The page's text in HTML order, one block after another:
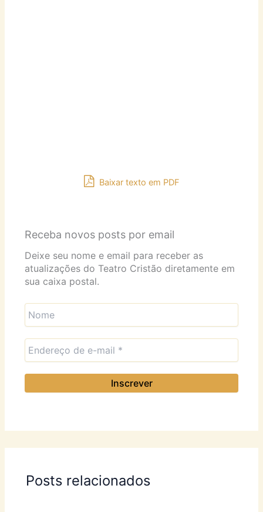
Baixar texto em PDF
Receba novos posts por email
Deixe seu nome e email para receber as
atualizações do Teatro Cristão diretamente em
sua caixa postal.
Posts relacionados